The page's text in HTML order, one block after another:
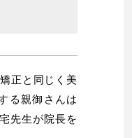
正と同じく美
る親御さんは
先生が院長を